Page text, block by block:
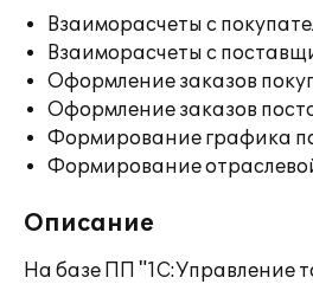
Взаиморасчеты с
Взаиморасчеты с
Оформление заказов
Оформление заказов
Формирование графика
Формирование
Описание
На базе ПП "1С:Управление